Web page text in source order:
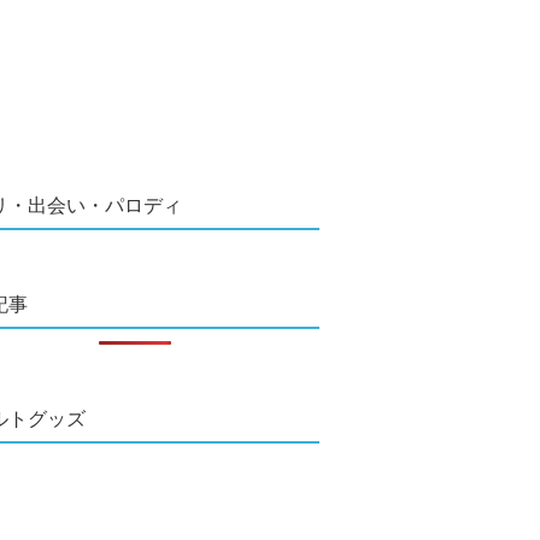
・出会い・パロディ
事
トグッズ